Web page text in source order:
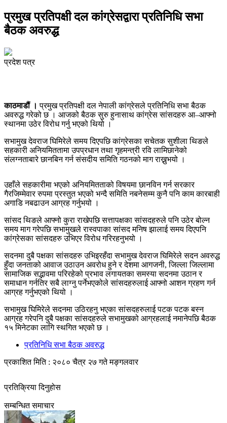
प्रमुख प्रतिपक्षी दल कांग्रेसद्वारा प्रतिनिधि सभा
बैठक अवरुद्ध
प्रदेश पत्र
काठमाडौं । प्रमुख प्रतिपक्षी दल नेपाली कांग्रेसले प्रतिनिधि सभा बैठक
अवरुद्ध गरेको छ । आजको बैठक सुरु हुनासाथ कांग्रेस सांसदहरु आ–आफ्नो
स्थानमा उठेर विरोध गर्नु भएको थियो ।
सभामुख देवराज घिमिरेले समय दिएपछि कांग्रेसका सचेतक सुशीला थिङले
सहकारी अनियमिततामा उपप्रधान तथा गृहमन्त्री रवि लामिछानेको
संलग्नताबारे छानबिन गर्न संसदीय समिति गठनको माग राख्नुभयो ।
उहाँले सहकारीमा भएको अनियमितताको विषयमा छानविन गर्न सरकार
गैरजिम्मेवार रुपमा प्रस्तुत भएको भन्दै समिति नबनेसम्म कुनै पनि काम कारबाही
अगाडि नबढाउन आग्रह गर्नुभयो ।
सांसद थिङले आफ्नो कुरा राखेपछि सत्तापक्षका सांसदहरुले पनि उठेर बोल्न
समय माग गरेपछि सभामुखले रास्वपाका सांसद मनिष झालाई समय दिएपनि
कांग्रेसका सांसदहरु उभिएर विरोध गरिरहनुभयो ।
सदनमा दुबै पक्षका सांसदहरु उभिइरहँदा सभामुख देवराज घिमिरेले सदन अवरुद्ध
हुँदा जनताको आवाज उठाउन अवरोध हुने र देशमा आगजनी, जिल्ला जिल्लामा
सामाजिक सद्भावमा परिरहेको प्रभाव लगायतका समस्या सदनमा उठान र
समाधान गर्नतिर सबै लाग्नु पर्नेभएकोले सांसदहरुलाई आफ्नो आशन ग्रहण गर्न
आग्रह गर्नुभएको थियो ।
सभामुख घिमिरेले सदनमा उठिरहनु भएका सांसदहरुलाई पटक पटक बस्न
आग्रह गरेपनि दुबै पक्षका सांसदहरुले सभामुखको आग्रहलाई नमानेपछि बैठक
१५ मिनेटका लागि स्थगित भएको छ ।
प्रतिनिधि सभा बैठक अवरुद्ध
प्रकाशित मिति : २०८० चैत्र २७ गते मङ्गलवार
प्रतिक्रिया दिनुहोस
सम्बन्धित समाचार